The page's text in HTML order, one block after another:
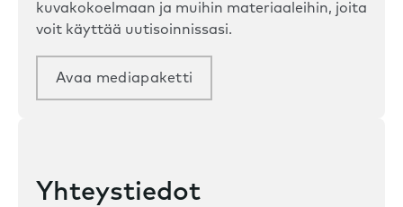
kuvakokoelmaan ja muihin materiaaleihin, joita
voit käyttää uutisoinnissasi.
Avaa mediapaketti
Yhteystiedot